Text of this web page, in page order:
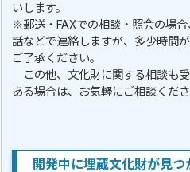
いします。
※郵送・FAXでの相談・照会の場
話などで連絡しますが、多少時間
ご了承ください。
この他、文化財に関する相談も
ある場合は、お気軽にご相談くださ
開発中に埋蔵文化財が見つ